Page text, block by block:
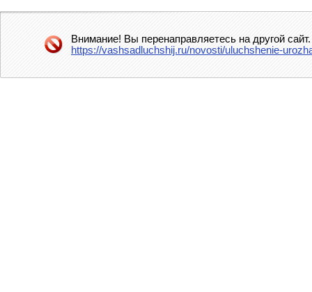
Внимание! Вы перенаправляетесь на другой
https://vashsadluchshij.ru/novosti/uluchshenie-